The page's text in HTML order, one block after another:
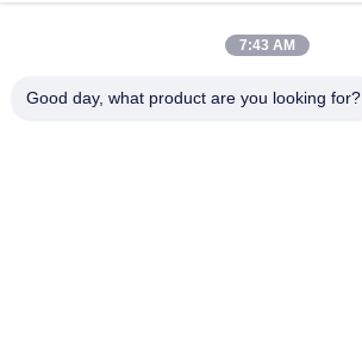
7:43 AM
Good day, what product are you looking for?